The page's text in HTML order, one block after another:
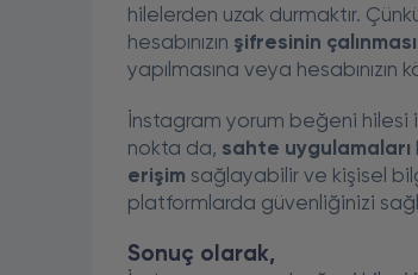
hilelerden uzak durmaktır.
hesabınızın şifresinin
yapılmasına veya
İnstagram yorum beğeni
nokta da, sahte uygulamaları
erişim sağlayabilir ve kişisel
platformlarda güvenliğinizi
Sonuç olarak,